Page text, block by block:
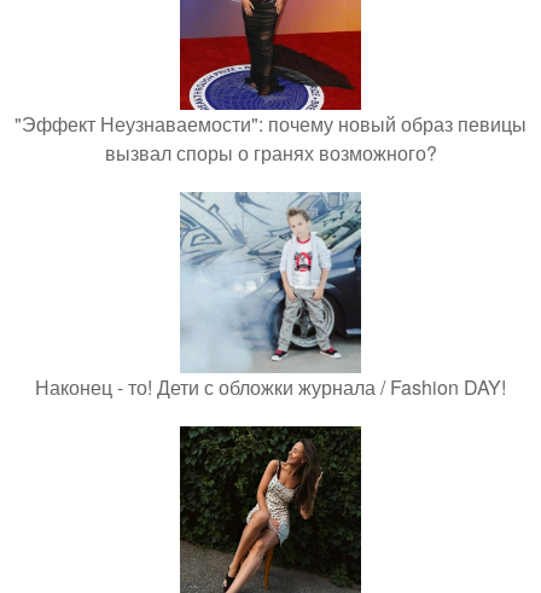
"Эффект Неузнаваемости": почему новый образ певицы
вызвал споры о гранях возможного?
Наконец - то! Дети с обложки журнала / Fashion DAY!